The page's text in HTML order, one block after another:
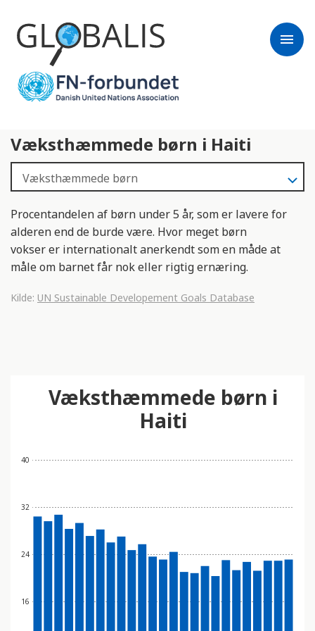
menu
Væksthæmmede børn i Haiti
Procentandelen af børn under 5 år, som er lavere for
alderen end de burde være. Hvor meget børn
vokser er internationalt anerkendt som en måde at
måle om barnet får nok eller rigtig ernæring.
Kilde: UN Sustainable Developement Goals Database
16
24
32
40
Væksthæmmede børn i
Haiti